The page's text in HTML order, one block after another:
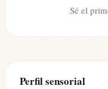
Sé el
Perfil sensorial